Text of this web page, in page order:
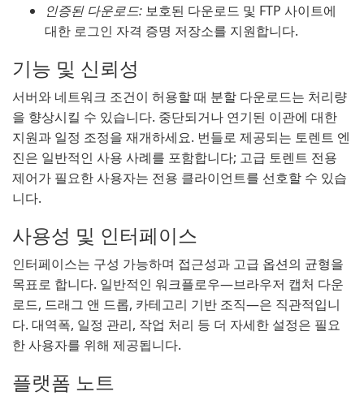
인증된 다운로드: 보호된 다운로드 및 FTP 사이트에
대한 로그인 자격 증명 저장소를 지원합니다.
기능 및 신뢰성
서버와 네트워크 조건이 허용할 때 분할 다운로드는 처리량
을 향상시킬 수 있습니다. 중단되거나 연기된 이관에 대한
지원과 일정 조정을 재개하세요. 번들로 제공되는 토렌트 엔
진은 일반적인 사용 사례를 포함합니다; 고급 토렌트 전용
제어가 필요한 사용자는 전용 클라이언트를 선호할 수 있습
니다.
사용성 및 인터페이스
인터페이스는 구성 가능하며 접근성과 고급 옵션의 균형을
목표로 합니다. 일반적인 워크플로우—브라우저 캡처 다운
로드, 드래그 앤 드롭, 카테고리 기반 조직—은 직관적입니
다. 대역폭, 일정 관리, 작업 처리 등 더 자세한 설정은 필요
한 사용자를 위해 제공됩니다.
플랫폼 노트